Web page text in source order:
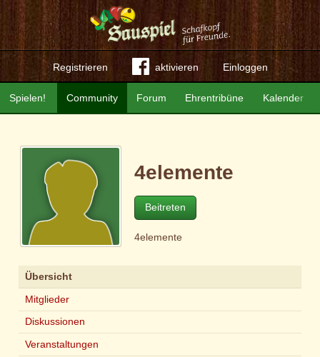
Registrieren aktivieren Einloggen
Community Forum Ehrentribüne Kalender
Spielen!
4elemente
Beitreten
4elemente
Übersicht
Mitglieder
Diskussionen
Veranstaltungen